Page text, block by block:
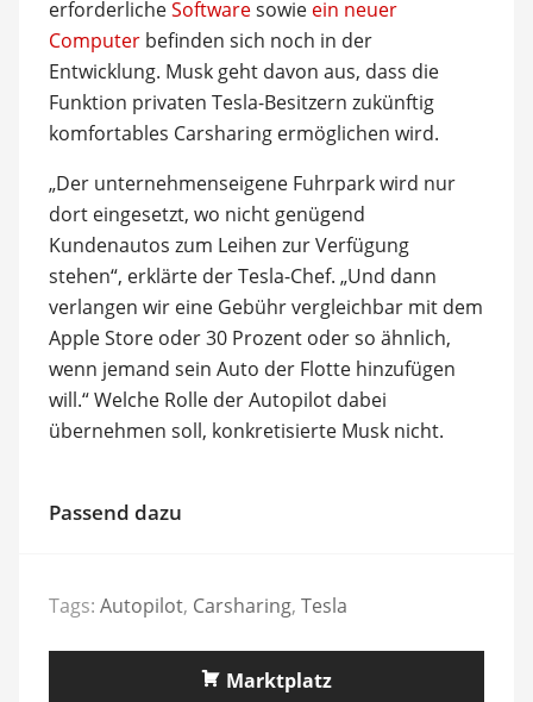
erforderlicheSoftwaresowie ein neuer
Computerbefinden sich noch in der
Entwicklung. Musk geht davon aus, dass die
Funktion privaten Tesla-Besitzern zukünftig
komfortables Carsharing ermöglichen wird.
„Der unternehmenseigene Fuhrpark wird nur
dort eingesetzt, wo nicht genügend
Kundenautos zum Leihen zur Verfügung
stehen“, erklärte der Tesla-Chef. „Und dann
verlangen wir eine Gebühr vergleichbar mit dem
Apple Store oder 30 Prozent oder so ähnlich,
wenn jemand sein Auto der Flotte hinzufügen
will.“ Welche Rolle der Autopilot dabei
übernehmen soll, konkretisierte Musk nicht.
Passend dazu
Tags: Autopilot, Carsharing, Tesla
Marktplatz